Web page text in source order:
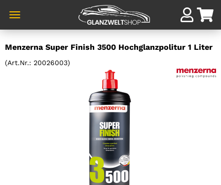
zum
Hauptinhalt
Menzerna Super Finish 3500 Hochglanzpolitur 1 Liter
(Art.Nr.: 20026003)